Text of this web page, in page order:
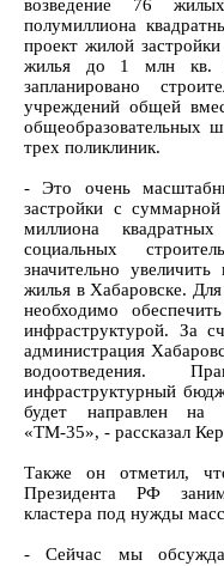
возведение 76
полумиллиона
проект жилой
жилья до 1 млн кв.
запланировано
учреждений общей
общеобразовательных
трех поликлиник.
- Это очень
застройки с
миллиона
социальных
значительно
жилья в Хабаровске.
необходимо
инфраструктурой. За
администрация
водоотведения.
инфраструктурный
будет направлен на
«ТМ-35», - рассказал
Также он отметил,
Президента РФ
кластера под нужды
- Сейчас мы